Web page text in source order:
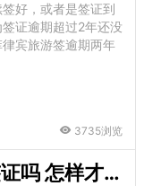
好，或者是签证到
证逾期超过2年还没
宾旅游签逾期两年
3735浏览
菲律宾的商务签属于工作签证吗 怎样才能工作呢